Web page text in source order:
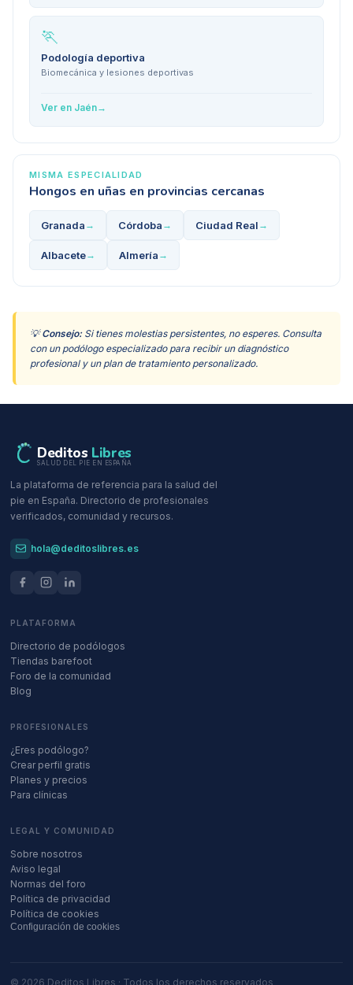
🏃
Podología deportiva
Biomecánica y lesiones deportivas
Ver en Jaén→
MISMA ESPECIALIDAD
Hongos en uñas en provincias cercanas
Granada → Córdoba → Ciudad Real →
Albacete→ Almería →
💡Consejo:Si tienes molestias persistentes, no esperes. Consulta
con un podólogo especializado para recibir un diagnóstico
profesional y un plan de tratamiento personalizado.
Deditos Libres
SALUD DEL PIE EN ESPAÑA
La plataforma de referencia para la salud del
pie en España. Directorio de profesionales
verificados, comunidad y recursos.
hola@deditoslibres.es
PLATAFORMA
Directorio de podólogos
Tiendas barefoot
Foro de la comunidad
Blog
PROFESIONALES
¿Eres podólogo?
Crear perfil gratis
Planes y precios
Para clínicas
LEGAL Y COMUNIDAD
Sobre nosotros
Aviso legal
Normas del foro
Política de privacidad
Política de cookies
Configuración de cookies
© 2026 Deditos Libres · Todos los derechos reservados